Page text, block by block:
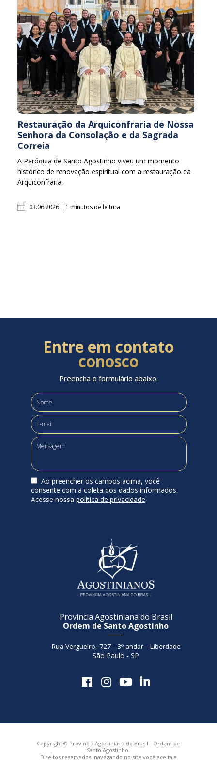
Restauração da Arquiconfraria de Nossa
Senhora da Consolação e da Sagrada
Correia
A Paróquia de Santo Agostinho viveu um momento
histórico de renovação espiritual com a restauração da
Arquiconfraria.
03.06.2026 | 1 minutos de leitura
Entre em contato
conosco
Preencha o formulário abaixo.
Ao preencher os campos acima, você
consente com a coleta dos dados informados.
Acesse nossa política de privacidade.
Província Agostiniana do Brasil
Ordem de Santo Agostinho
Rua Vergueiro, 727 - 3º andar - Liberdade
São Paulo - SP
Copyright © Província Agostiniana do Brasil - Ordem de
Santo Agostinho.
Direitos reservados, navegando no site você aceita a